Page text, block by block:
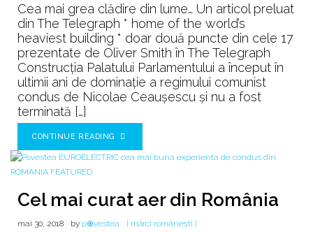
Cea mai grea clădire din lume… Un articol preluat
din The Telegraph * home of the world’s
heaviest building * doar două puncte din cele 17
prezentate de Oliver Smith în The Telegraph
Construcția Palatului Parlamentului a început în
ultimii ani de dominație a regimului comunist
condus de Nicolae Ceaușescu și nu a fost
terminată […]
CONTINUE READING
Cel mai curat aer din România
mai 30, 2018 by p⊕vestea [ mărci românești ]